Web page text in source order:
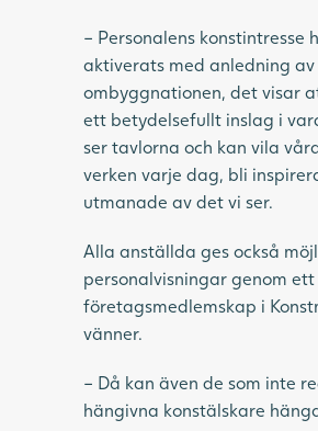
– Personalens konstintresse
aktiverats med anledning av
ombyggnationen, det visar
ett betydelsefullt inslag i
ser tavlorna och kan vila
verken varje dag, bli
utmanade av det vi ser.
Alla anställda ges också
personalvisningar genom ett
företagsmedlemskap i
vänner.
– Då kan även de som inte
hängivna konstälskare